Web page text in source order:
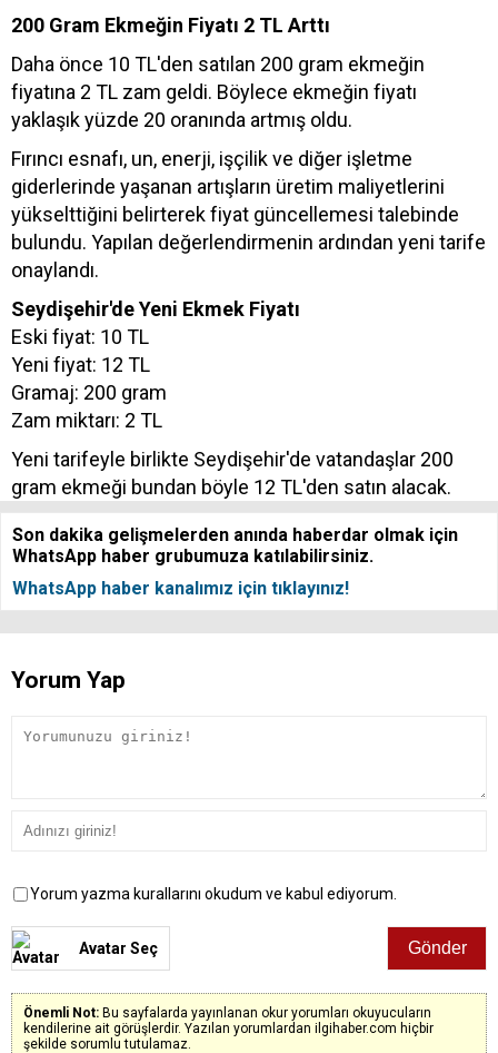
200 Gram Ekmeğin Fiyatı 2 TL Arttı
Daha önce 10 TL'den satılan 200 gram ekmeğin
fiyatına 2 TL zam geldi. Böylece ekmeğin fiyatı
yaklaşık yüzde 20 oranında artmış oldu.
Fırıncı esnafı, un, enerji, işçilik ve diğer işletme
giderlerinde yaşanan artışların üretim maliyetlerini
yükselttiğini belirterek fiyat güncellemesi talebinde
bulundu. Yapılan değerlendirmenin ardından yeni tarife
onaylandı.
Seydişehir'de Yeni Ekmek Fiyatı
Eski fiyat: 10 TL
Yeni fiyat: 12 TL
Gramaj: 200 gram
Zam miktarı: 2 TL
Yeni tarifeyle birlikte Seydişehir'de vatandaşlar 200
gram ekmeği bundan böyle 12 TL'den satın alacak.
Son dakika gelişmelerden anında haberdar olmak için
WhatsApp haber grubumuza katılabilirsiniz.
WhatsApp haber kanalımız için tıklayınız!
Yorum Yap
Yorum yazma kurallarını okudum ve kabul ediyorum.
Avatar Seç
Önemli Not: Bu sayfalarda yayınlanan okur yorumları okuyucuların
kendilerine ait görüşlerdir. Yazılan yorumlardan ilgihaber.com hiçbir
şekilde sorumlu tutulamaz.